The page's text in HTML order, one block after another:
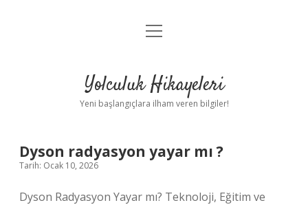
Anasayfa
Yasal Uyarı
menüyü
Yolculuk Hikayeleri
Yeni başlangıçlara ilham veren bilgiler!
Dyson radyasyon yayar mı ?
Tarih: Ocak 10, 2026
Dyson Radyasyon Yayar mı? Teknoloji, Eğitim ve